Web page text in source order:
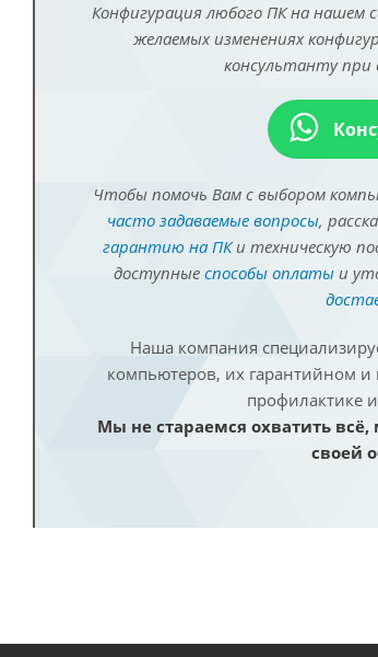
Конфигурация любого ПК на нашем
желаемых изменениях
консультанту при
Чтобы помочь Вам с выбором
часто задаваемые вопросы,
гарантию на ПКи техническую
доступные способы оплатыи
Наша компания
компьютеров, их гарантийном
профилактике
Мы не стараемся охватить
своей